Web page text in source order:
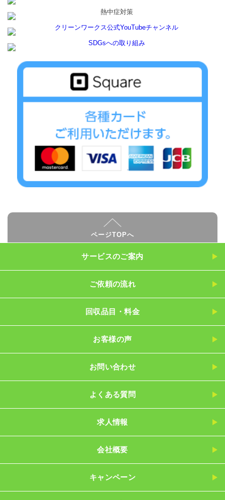
ページTOPへ
サービスのご案内
ご依頼の流れ
回収品目・料金
お客様の声
お問い合わせ
よくある質問
求人情報
会社概要
キャンペーン